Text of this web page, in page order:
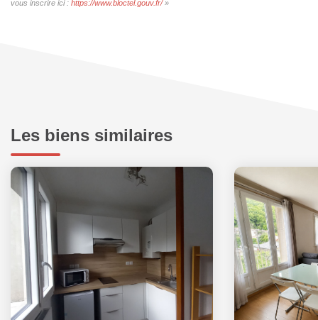
vous inscrire ici : https://www.bloctel.gouv.fr/»
Les biens similaires